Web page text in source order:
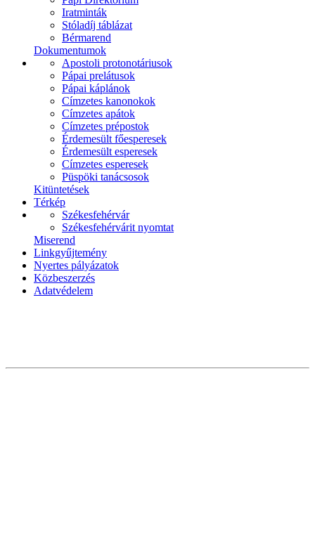
Iratminták
Stóladíj táblázat
Bérmarend
Dokumentumok
Apostoli protonotáriusok
Pápai prelátusok
Pápai káplánok
Címzetes kanonokok
Címzetes apátok
Címzetes prépostok
Érdemesült főesperesek
Érdemesült esperesek
Címzetes esperesek
Püspöki tanácsosok
Kitüntetések
Térkép
Székesfehérvár
Székesfehérvárit nyomtat
Miserend
Linkgyűjtemény
Nyertes pályázatok
Közbeszerzés
Adatvédelem